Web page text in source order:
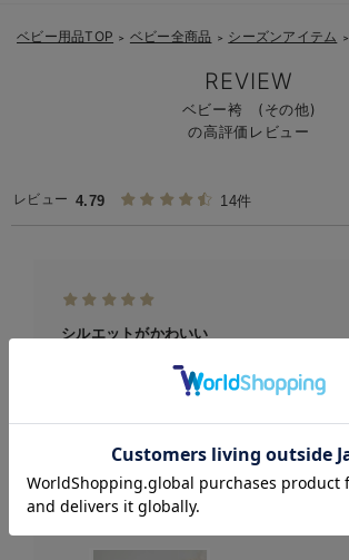
お気に入り商品を確認する
ベビー用品TOP ＞ ベビー全商品 ＞ シーズンアイテム ＞
REVIEW
ベビー袴 (その他)
の高評価レビュー
レビュー 4.79 14件
シルエットがかわいい
じゅんじゅん様
2023-09-09